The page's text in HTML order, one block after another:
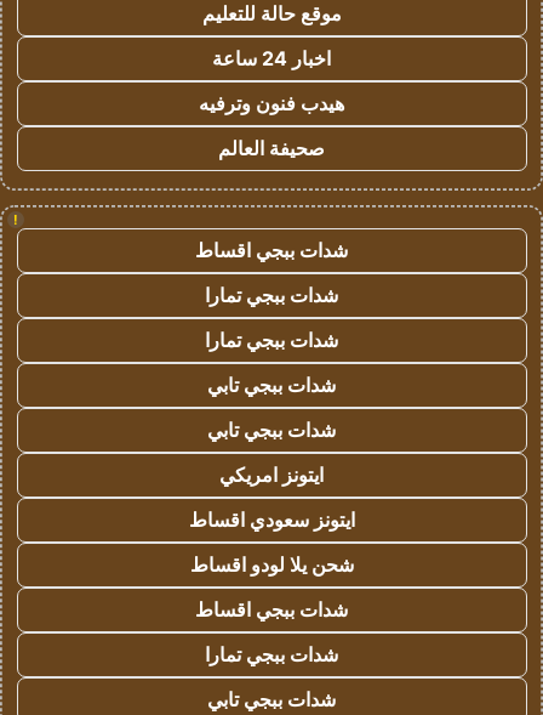
موقع حالة للتعليم
اخبار 24 ساعة
هيدب فنون وترفيه
صحيفة العالم
!
شدات ببجي اقساط
شدات ببجي تمارا
شدات ببجي تمارا
شدات ببجي تابي
شدات ببجي تابي
ايتونز امريكي
ايتونز سعودي اقساط
شحن يلا لودو اقساط
شدات ببجي اقساط
شدات ببجي تمارا
شدات ببجي تابي